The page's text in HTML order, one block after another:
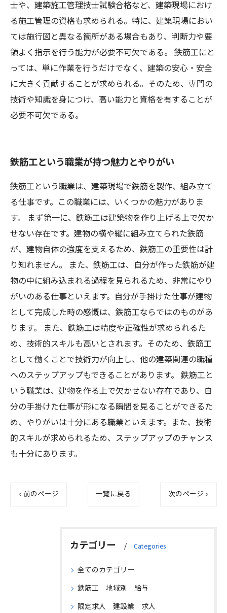
士や、建築施工管理技士試験合格など、建築現場におけ
る施工管理の資格も求められる。特に、建築現場におい
ては施行図と異なる箇所がある場合もあり、判断力や要
領よく指示を行う能力が必要不可欠である。 鉄筋工にと
っては、単に作業を行うだけでなく、建築の安心・安全
に大きく貢献することが求められる。そのため、専門の
技術や知識を身につけ、高い能力と資格を有することが
必要不可欠である。
鉄筋工という職業が持つ魅力とやりがい
鉄筋工という職業は、建築現場で鉄筋を製作、組み立て
る仕事です。この職業には、いくつかの魅力がありま
す。 まず第一に、鉄筋工は建築物を作り上げる上で欠か
せない存在です。建物の横や縦に組み立てられた鉄筋
が、建物自体の強度を支えるため、鉄筋工の重要性は計
り知れません。 また、鉄筋工は、自分が作った鉄筋が建
物の中に組み込まれる過程を見られるため、非常にやり
がいのある仕事といえます。自分が手掛けた仕事が建物
として完成した時の感慨は、鉄筋工ならではのものがあ
ります。 また、鉄筋工は精度や正確性が求められるた
め、技術的スキルも高いとされます。そのため、鉄筋工
として働くことで技術力が向上し、他の建築関連の職種
へのステップアップもできることがあります。 鉄筋工と
いう職業は、建物を作る上で欠かせない存在であり、自
分の手掛けた仕事が形になる瞬間を見ることができるた
め、やりがいは十分にある職業といえます。また、技術
的スキルが求められるため、ステップアップのチャンス
も十分にあります。
< 前のページ 一覧に戻る 次のページ >
カテゴリー Categories
全てのカテゴリー
鉄筋工 地域別 給与
限定求人 建設業 求人